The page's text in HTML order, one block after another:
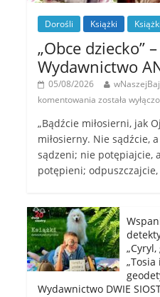
Dorośli Książki
„Obce dziecko” –
Wydawnictwo
05/08/2026
komentowania została
„Bądźcie miłosierni, jak
miłosierny. Nie sądźcie,
sądzeni; nie potępiajcie,
potępieni; odpuszczajcie,
Wydawnictwo DWIE